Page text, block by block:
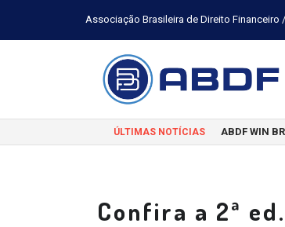
Associação Brasileira de Direito Financeiro
ÚLTIMAS NOTÍCIAS ABDF WIN
Confira a 2ª